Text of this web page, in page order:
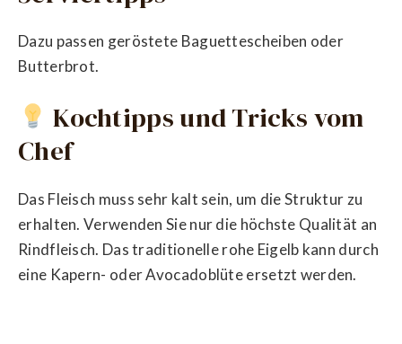
Dazu passen geröstete Baguettescheiben oder
Butterbrot.
Kochtipps und Tricks vom
Chef
Das Fleisch muss sehr kalt sein, um die Struktur zu
erhalten. Verwenden Sie nur die höchste Qualität an
Rindfleisch. Das traditionelle rohe Eigelb kann durch
eine Kapern- oder Avocadoblüte ersetzt werden.